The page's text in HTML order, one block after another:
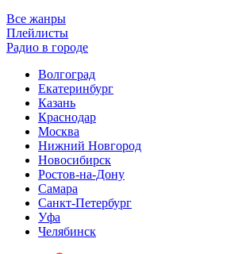
Все жанры
Плейлисты
Радио в городе
Волгоград
Екатеринбург
Казань
Краснодар
Москва
Нижний Новгород
Новосибирск
Ростов-на-Дону
Самара
Санкт-Петербург
Уфа
Челябинск